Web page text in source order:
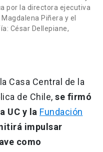
por la directora ejecutiva
Piñera y el
César Dellepiane,
Casa Central de la
de Chile, se firmó
UC y la Fundación
impulsar
como